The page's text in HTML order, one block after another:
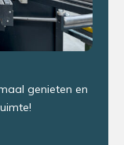
genieten en